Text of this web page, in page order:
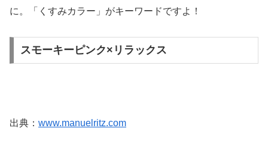
に。「くすみカラー」がキーワードですよ！
スモーキーピンク×リラックス
出典： www.manuelritz.com